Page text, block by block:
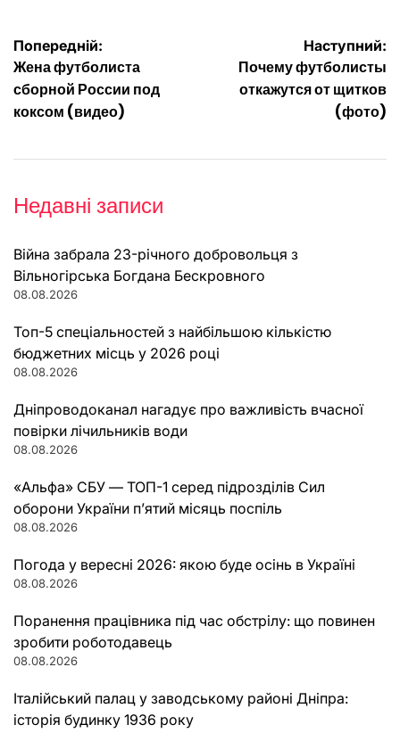
Навігація
записів
Попередній:
Жена футболиста
сборной России под
коксом (видео)
Наступний:
Почему футболисты
откажутся от щитков
(фото)
Недавні записи
Війна забрала 23-річного добровольця з
Вільногірська Богдана Бескровного
08.08.2026
Топ-5 спеціальностей з найбільшою кількістю
бюджетних місць у 2026 році
08.08.2026
Дніпроводоканал нагадує про важливість вчасної
повірки лічильників води
08.08.2026
«Альфа» СБУ — ТОП-1 серед підрозділів Сил
оборони України п’ятий місяць поспіль
08.08.2026
Погода у вересні 2026: якою буде осінь в Україні
08.08.2026
Поранення працівника під час обстрілу: що повинен
зробити роботодавець
08.08.2026
Італійський палац у заводському районі Дніпра:
історія будинку 1936 року